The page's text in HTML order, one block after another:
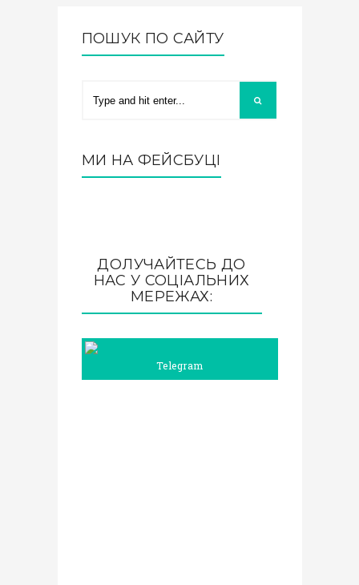
ПОШУК ПО САЙТУ
МИ НА ФЕЙСБУЦІ
ДОЛУЧАЙТЕСЬ ДО
НАС У СОЦІАЛЬНИХ
МЕРЕЖАХ:
Telegram